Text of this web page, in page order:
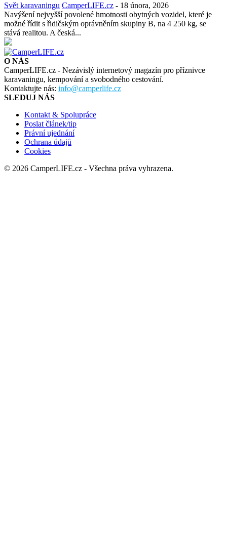
Svět karavaningu CamperLIFE.cz - 18 února, 2026
Navýšení nejvyšší povolené hmotnosti obytných vozidel, které je
možné řídit s řidičským oprávněním skupiny B, na 4 250 kg, se
stává realitou. A česká...
O NÁS
CamperLIFE.cz - Nezávislý internetový magazín pro příznivce
karavaningu, kempování a svobodného cestování.
Kontaktujte nás: info@camperlife.cz
SLEDUJ NÁS
Kontakt & Spolupráce
Poslat článek/tip
Právní ujednání
Ochrana údajů
Cookies
© 2026 CamperLIFE.cz - Všechna práva vyhrazena.